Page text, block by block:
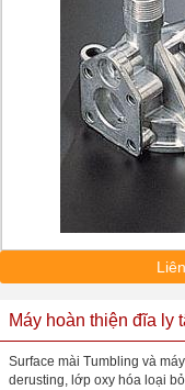
Máy hoàn thiện đĩa ly
Surface mài Tumbling và
derusting, lớp oxy hóa loại